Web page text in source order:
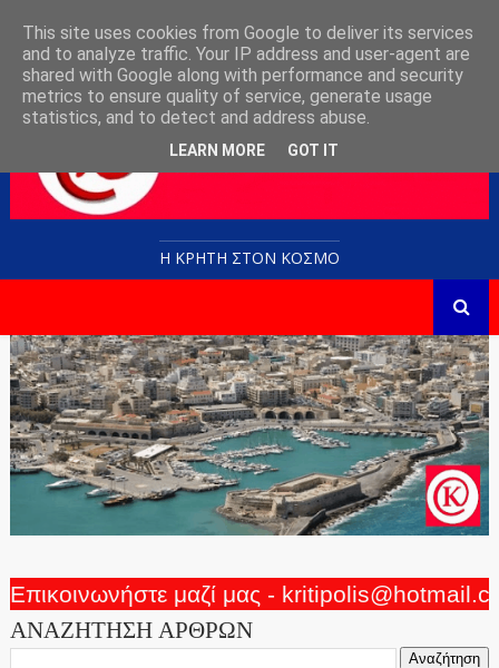
Η ΚΡΗΤΗ ΣΤΟN KOΣΜΟ
Επικοινωνήστε μαζί μας -
ΑΝΑΖΗΤΗΣΗ ΑΡΘΡΩΝ
This site uses cookies from Google to deliver its services
and to analyze traffic. Your IP address and user-agent are
shared with Google along with performance and security
metrics to ensure quality of service, generate usage
statistics, and to detect and address abuse.
LEARN MORE GOT IT